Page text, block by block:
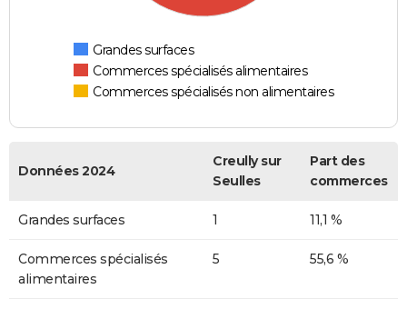
Grandes surfaces
Commerces spécialisés alimentaires
Commerces spécialisés non alimentaires
Données 2024
Creully sur
Seulles
Part des
commerces
Grandes surfaces 1 11,1 %
Commerces spécialisés
alimentaires
5 55,6 %